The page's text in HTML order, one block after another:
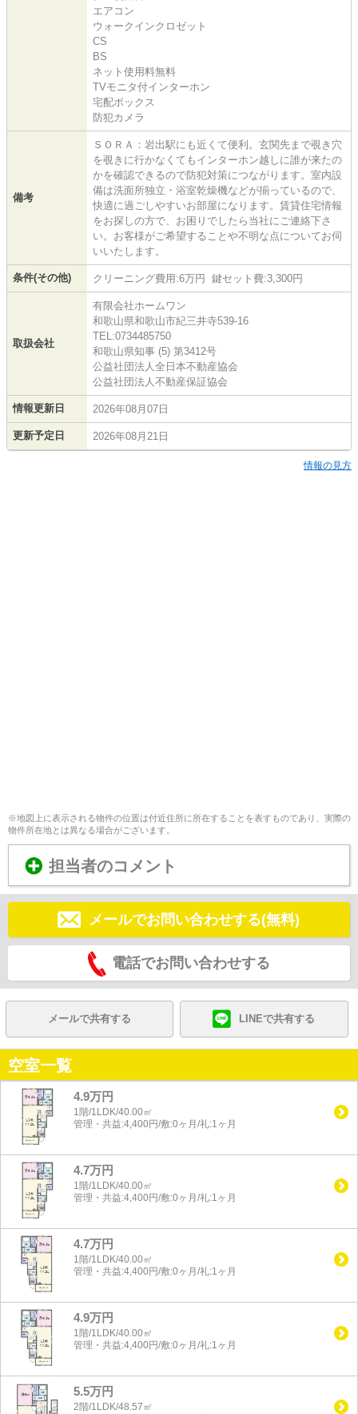
エアコン
ウォークインクロゼット
CS
BS
ネット使用料無料
TVモニタ付インターホン
宅配ボックス
防犯カメラ
備考
ＳＯＲＡ：岩出駅にも近くて便利。玄関先まで覗き穴
を覗きに行かなくてもインターホン越しに誰が来たの
かを確認できるので防犯対策につながります。室内設
備は洗面所独立・浴室乾燥機などが揃っているので、
快適に過ごしやすいお部屋になります。賃貸住宅情報
をお探しの方で、お困りでしたら当社にご連絡下さ
い。お客様がご希望することや不明な点についてお伺
いいたします。
条件(その他) クリーニング費用:6万円 鍵セット費:3,300円
取扱会社
有限会社ホームワン
和歌山県和歌山市紀三井寺539-16
TEL:0734485750
和歌山県知事 (5) 第3412号
公益社団法人全日本不動産協会
公益社団法人不動産保証協会
情報更新日 2026年08月07日
更新予定日 2026年08月21日
情報の見方
※地図上に表示される物件の位置は付近住所に所在することを表すものであり、実際の
物件所在地とは異なる場合がございます。
担当者のコメント
メールでお問い合わせする(無料)
電話でお問い合わせする
メールで共有する LINEで共有する
空室一覧
4.9万円
1階/1LDK/40.00㎡
管理・共益:4,400円/敷:0ヶ月/礼:1ヶ月
4.7万円
1階/1LDK/40.00㎡
管理・共益:4,400円/敷:0ヶ月/礼:1ヶ月
4.7万円
1階/1LDK/40.00㎡
管理・共益:4,400円/敷:0ヶ月/礼:1ヶ月
4.9万円
1階/1LDK/40.00㎡
管理・共益:4,400円/敷:0ヶ月/礼:1ヶ月
5.5万円
2階/1LDK/48.57㎡